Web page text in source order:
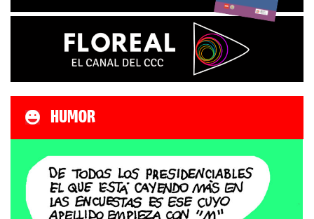
HUMOR